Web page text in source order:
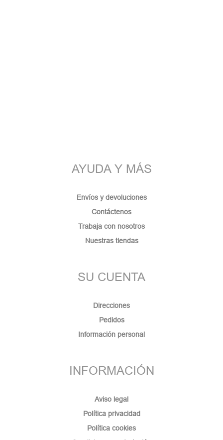
AYUDA Y MÁS
Envíos y devoluciones
Contáctenos
Trabaja con nosotros
Nuestras tiendas
SU CUENTA
Direcciones
Pedidos
Información personal
INFORMACIÓN
Aviso legal
Política privacidad
Política cookies